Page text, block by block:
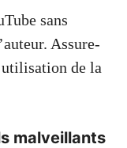
sans
Assure-
de la
malveillants